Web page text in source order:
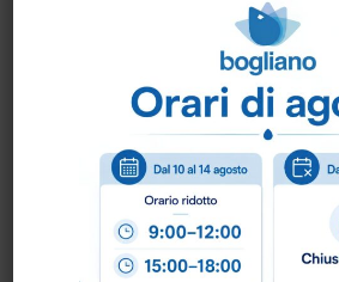
Come ordinare?
Puoi ordinare chiamando al 0172
scrivendo una mail a
Per ogni informazione siamo a